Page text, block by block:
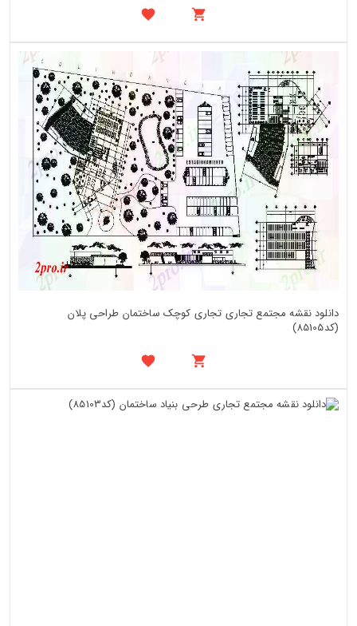
دانلود نقشه مجتمع تجاری تجاری کوچک ساختمان طراحی پلان
(کد85105)